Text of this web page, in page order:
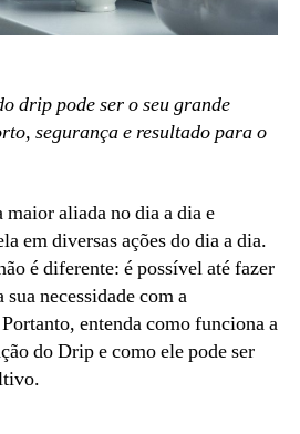
drip pode ser o seu grande
segurança e resultado para o
maior aliada no dia a dia e
em diversas ações do dia a dia.
é diferente: é possível até fazer
necessidade com a
entenda como funciona a
do Drip e como ele pode ser